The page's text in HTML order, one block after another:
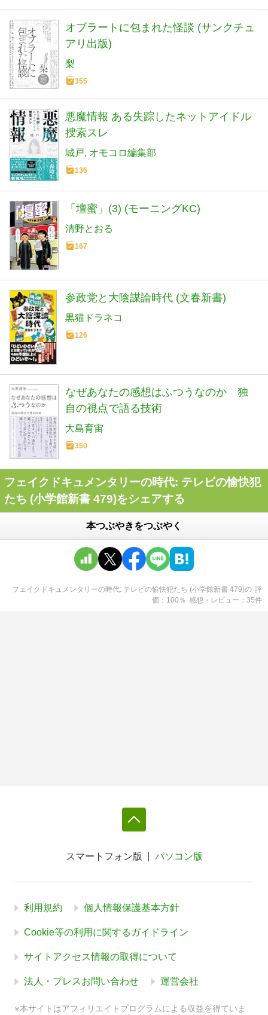
オブラートに包まれた怪談 (サンクチュ
アリ出版)
梨
355
悪魔情報 ある失踪したネットアイドル
捜索スレ
城戸 オモコロ編集部
136
「壇蜜」(3) (モーニングKC)
清野とおる
167
参政党と大陰謀論時代 (文春新書)
黒猫ドラネコ
126
なぜあなたの感想はふつうなのか 独
自の視点で語る技術
大島育宙
350
フェイクドキュメンタリーの時代: テレビの愉快犯
たち (小学館新書 479)をシェアする
本つぶやきをつぶやく
フェイクドキュメンタリーの時代: テレビの愉快犯たち (小学館新書 479)の 評
価
100 ％ 感想・レビュー 35件
スマートフォン版 パソコン版
利用規約 個人情報保護基本方針
Cookie等の利用に関するガイドライン
サイトアクセス情報の取得について
法人・プレスお問い合わせ 運営会社
※本サイトはアフィリエイトプログラムによる収益を得ていま